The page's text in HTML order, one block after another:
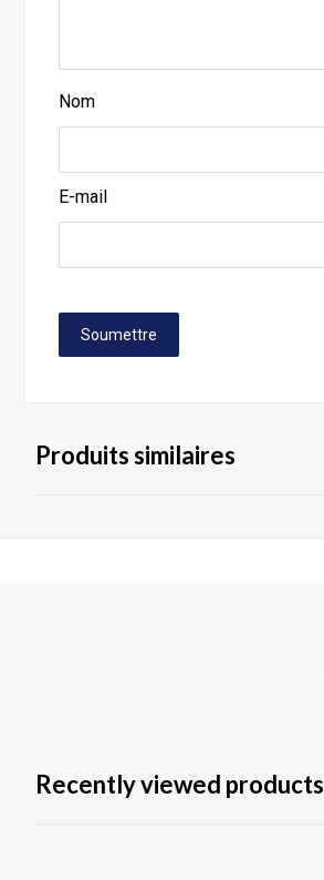
Nom
E-mail
Produits similaires
Recently viewed products